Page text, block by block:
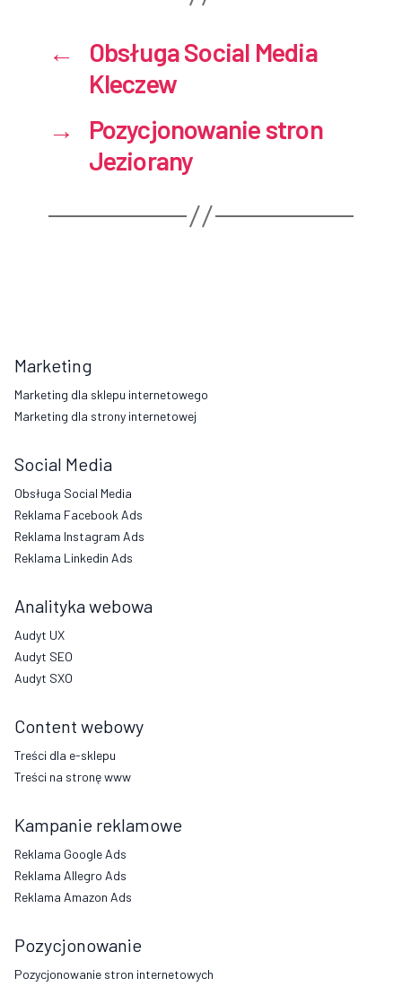
←
Obsługa Social Media
Kleczew
→
Pozycjonowanie stron
Jeziorany
Marketing
Marketing dla sklepu internetowego
Marketing dla strony internetowej
Social Media
Obsługa Social Media
Reklama Facebook Ads
Reklama Instagram Ads
Reklama Linkedin Ads
Analityka webowa
Audyt UX
Audyt SEO
Audyt SXO
Content webowy
Treści dla e-sklepu
Treści na stronę www
Kampanie reklamowe
Reklama Google Ads
Reklama Allegro Ads
Reklama Amazon Ads
Pozycjonowanie
Pozycjonowanie stron internetowych